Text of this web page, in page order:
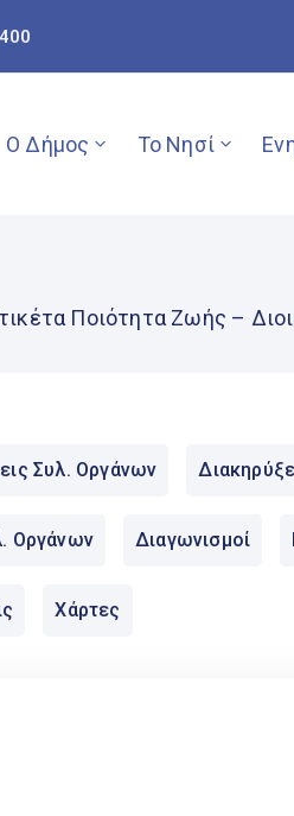
Ο Δήμος Το Νησί
Ποιότητα Ζωής –
Συλ. Οργάνων
Οργάνων Διαγωνισμοί
Χάρτες